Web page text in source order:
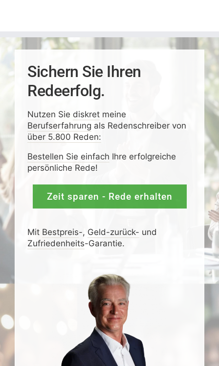
Sichern Sie Ihren
Redeerfolg.
Nutzen Sie diskretmeine
Berufserfahrung als Redenschreiber von
über 5.800 Reden:
Bestellen Sie einfach Ihre erfolgreiche
persönliche Rede!
Zeit sparen - Rede erhalten
Mit Bestpreis-, Geld-zurück- und
Zufrieden­­heits-Garantie.